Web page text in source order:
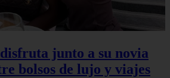
junto a su novia
bolsos de lujo y viajes